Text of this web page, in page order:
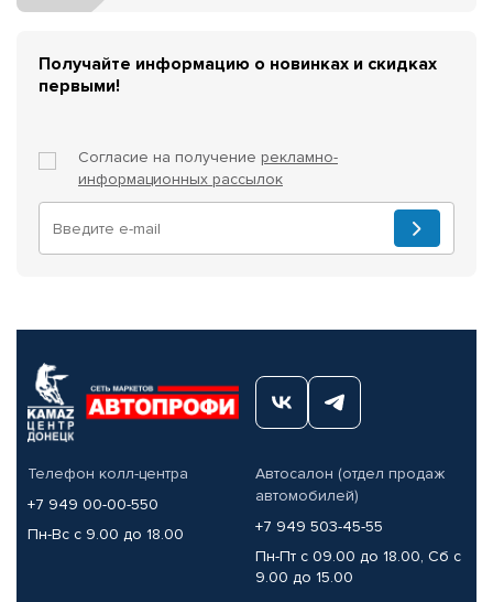
Получайте информацию о новинках и скидках
первыми!
Согласие на получение рекламно-
информационных рассылок
Телефон колл-центра
+7 949 00-00-550
Пн-Вс с 9.00 до 18.00
Автосалон (отдел продаж
автомобилей)
+7 949 503-45-55
Пн-Пт с 09.00 до 18.00, Сб с
9.00 до 15.00